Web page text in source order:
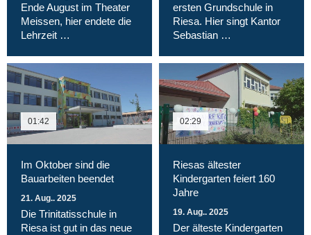
Ende August im Theater
Meissen, hier endete die
Lehrzeit …
ersten Grundschule in
Riesa. Hier singt Kantor
Sebastian …
01:42
Im Oktober sind die
Bauarbeiten beendet
21. Aug.. 2025
Die Trinitatisschule in
Riesa ist gut in das neue
02:29
Riesas ältester
Kindergarten feiert 160
Jahre
19. Aug.. 2025
Der älteste Kindergarten